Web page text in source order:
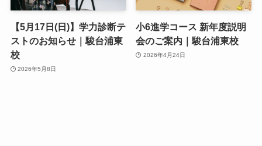
【5月17日(日)】学力診断テ
ストのお知らせ｜駿台浦東
校
2026年5月8日
小6進学コース 新年度説明
会のご案内｜駿台浦東校
2026年4月24日